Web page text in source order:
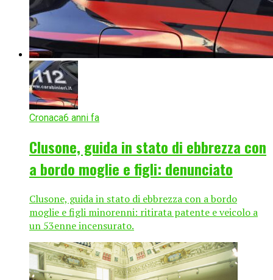
Cronaca6 anni fa
Clusone, guida in stato di ebbrezza con
a bordo moglie e figli: denunciato
Clusone, guida in stato di ebbrezza con a bordo
moglie e figli minorenni: ritirata patente e veicolo a
un 53enne incensurato.